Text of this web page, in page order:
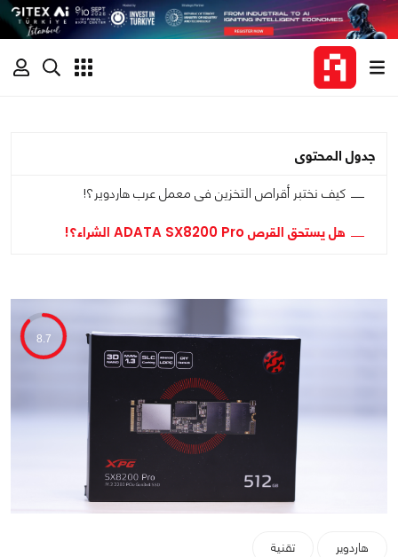
جدول المحتوى
كيف نختبر أقراص التخزين فى معمل عرب هاردوير؟!
هل يستحق القرص ADATA SX8200 Pro الشراء؟!
8.7
هاردوير تقنية